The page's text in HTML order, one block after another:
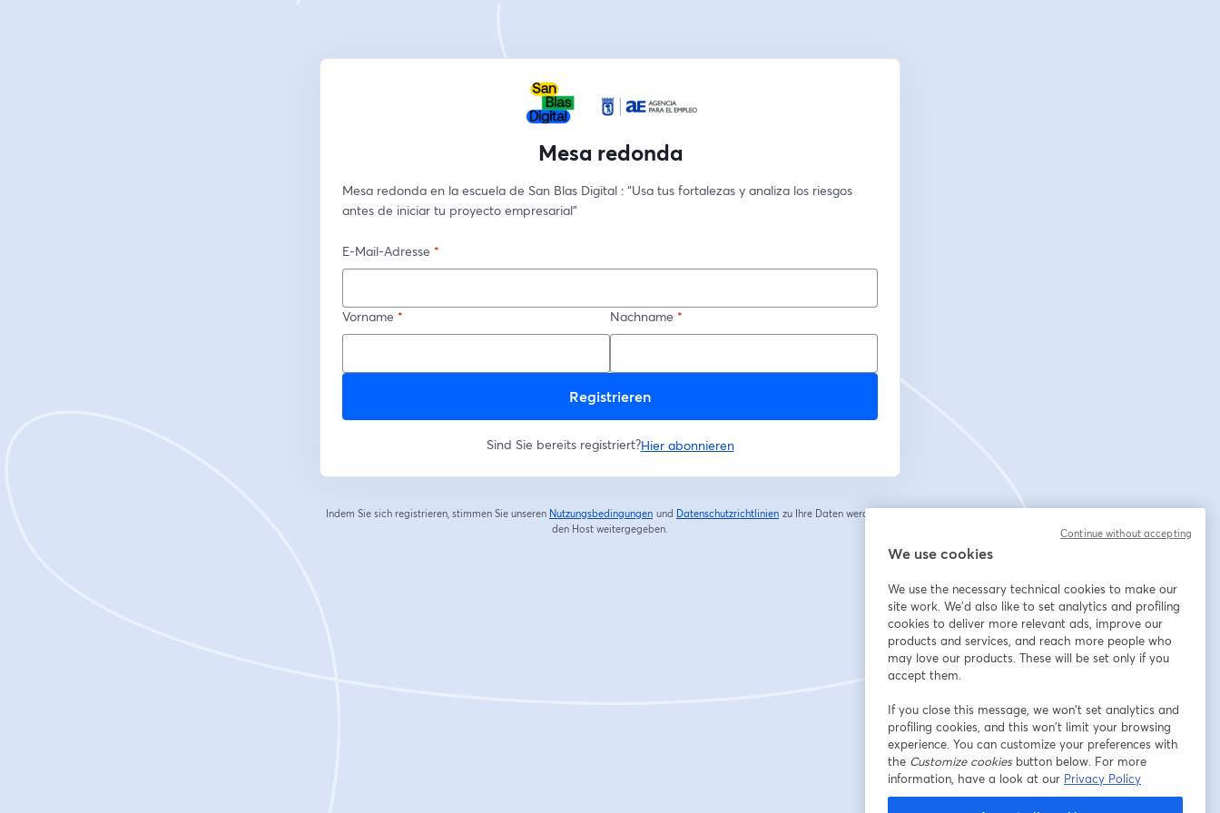
Mesa redonda
Mesa redonda en la escuela de San Blas Digital : “Usa tus fortalezas y analiza los riesgos
antes de iniciar tu proyecto empresarial”
E-Mail-Adresse *
Vorname * Nachname *
Registrieren
Sind Sie bereits registriert?Hier abonnieren
Indem Sie sich registrieren, stimmen Sie unseren Nutzungsbedingungen
wird in einem neuen Tab geöffnet
und Datenschutzrichtlinien zu Ihre Daten werden an
den Host weitergegeben.
We use cookies
We use the necessary technical cookies to make our
site work. We'd also like to set analytics and profiling
cookies to deliver more relevant ads, improve our
products and services, and reach more people who
may love our products. These will be set only if you
accept them.
If you close this message, we won’t set analytics and
profiling cookies, and this won’t limit your browsing
experience. You can customize your preferences with
the Customize cookiesbutton below. For more
information, have a look at our Privacy Policy
Continue without accepting